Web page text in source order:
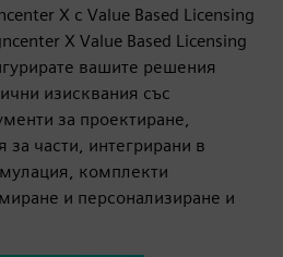
X с Value Based Licensing
X Value Based Licensing
вашите решения
изисквания със
за проектиране,
за части, интегрирани в
комплекти
и персонализиране и